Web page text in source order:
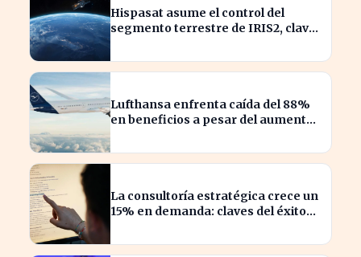
Hispasat asume el control del
segmento terrestre de IRIS2, clave
Lufthansa enfrenta caída del 88%
en beneficios a pesar del aumento
La consultoría estratégica crece un
15% en demanda: claves del éxito